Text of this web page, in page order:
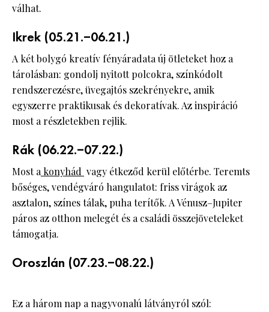
válhat.
Ikrek (05.21.–06.21.)
A két bolygó kreatív fényáradata új ötleteket hoz a
tárolásban: gondolj nyitott polcokra, színkódolt
rendszerezésre, üvegajtós szekrényekre, amik
egyszerre praktikusak és dekoratívak. Az inspiráció
most a részletekben rejlik.
Rák (06.22.–07.22.)
Most akonyhád vagy étkeződ kerül előtérbe. Teremts
bőséges, vendégváró hangulatot: friss virágok az
asztalon, színes tálak, puha terítők. A Vénusz–Jupiter
páros az otthon melegét és a családi összejöveteleket
támogatja.
Oroszlán (07.23.–08.22.)
Ez a három nap a nagyvonalú látványról szól: